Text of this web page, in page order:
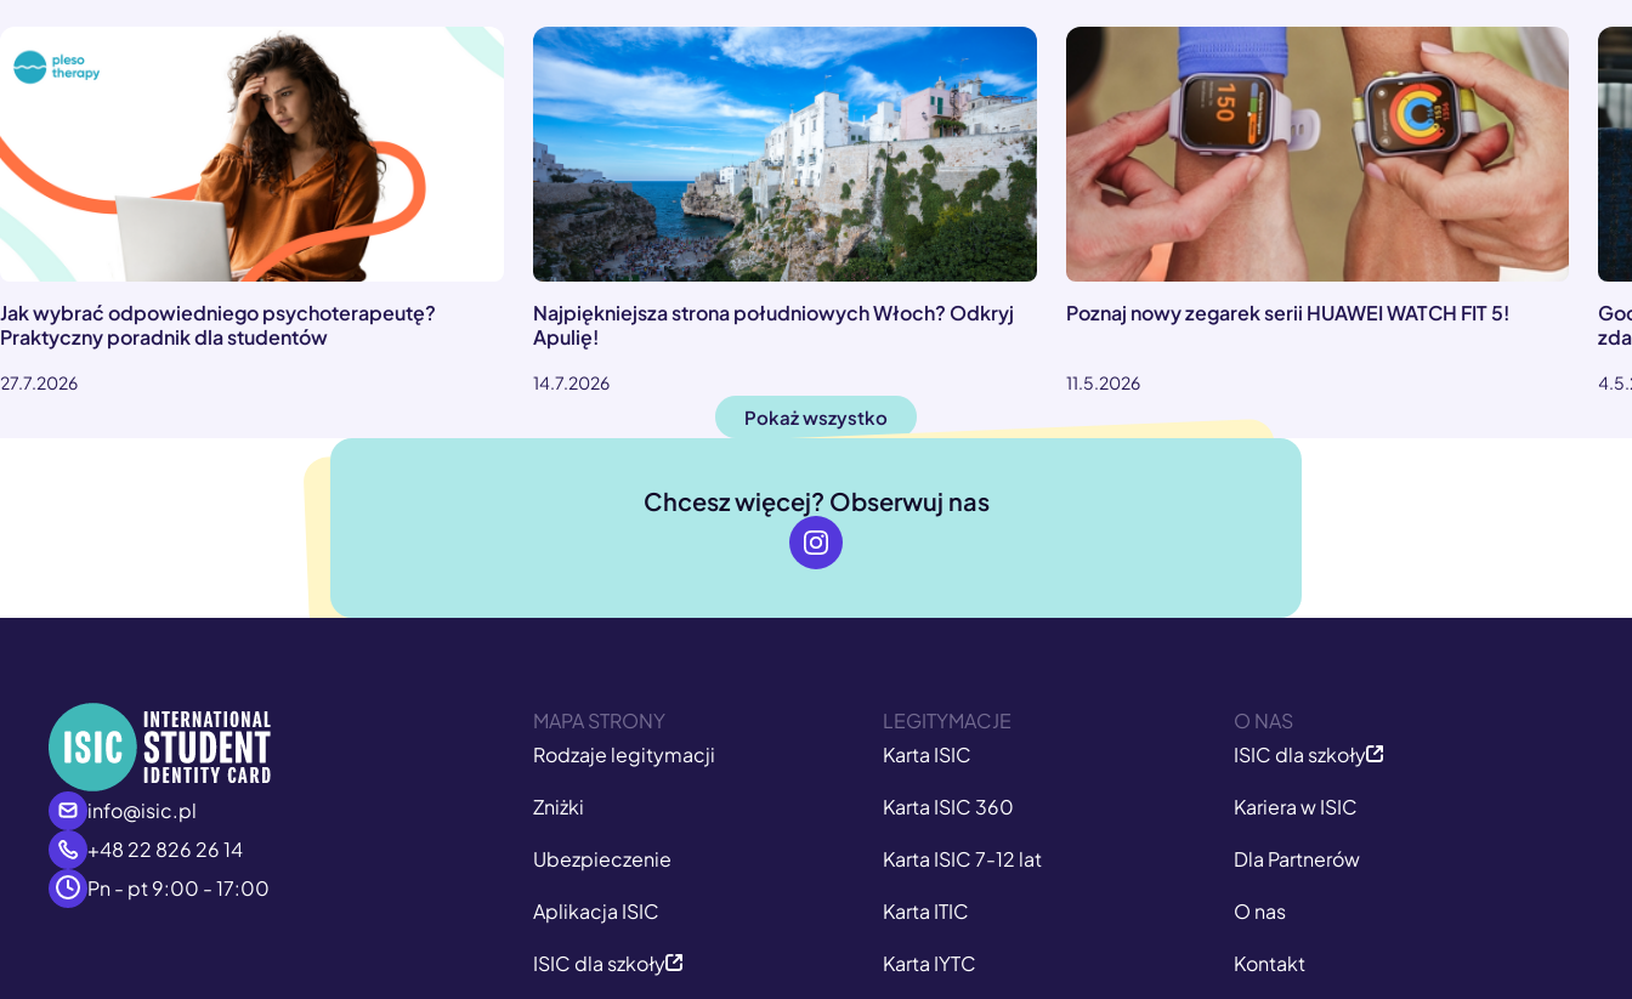
Jak wybrać odpowiedniego psychoterapeutę?
Praktyczny poradnik dla studentów
27.7.2026
Najpiękniejsza strona południowych Włoch? Odkryj
Apulię!
14.7.2026
Poznaj nowy zegarek serii HUAWEI WATCH FIT 5!
11.5.2026
Pokaż wszystko
Chcesz więcej? Obserwuj nas
info@isic.pl
+48 22 826 26 14
Pn - pt 9:00 - 17:00
MAPA STRONY
Rodzaje legitymacji
Zniżki
Ubezpieczenie
Aplikacja ISIC
ISIC dla szkoły
O NAS
ISIC dla szkoły
Kariera w ISIC
Dla Partnerów
O nas
Kontakt
LEGITYMACJE
Karta ISIC
Karta ISIC 360
Karta ISIC 7-12 lat
Karta ITIC
Karta IYTC